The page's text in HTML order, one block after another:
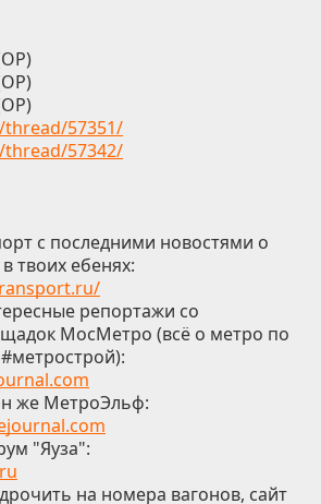
57351/
57342/
с последними новостями о
твоих ебенях:
репортажи со
МосМетро (всё о метро по
же МетроЭльф:
"Яуза":
на номера вагонов, сайт